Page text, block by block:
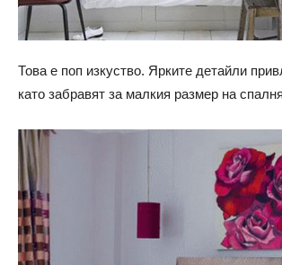
Това е поп изкуство. Ярките детайли
като забравят за малкия размер на